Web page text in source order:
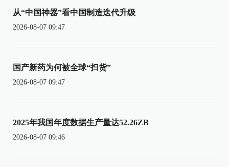
从“中国神器”看中国制造迭代升级
2026-08-07 09:47
国产新药为何被全球“扫货”
2026-08-07 09:47
2025年我国年度数据生产量达52.26ZB
2026-08-07 09:46